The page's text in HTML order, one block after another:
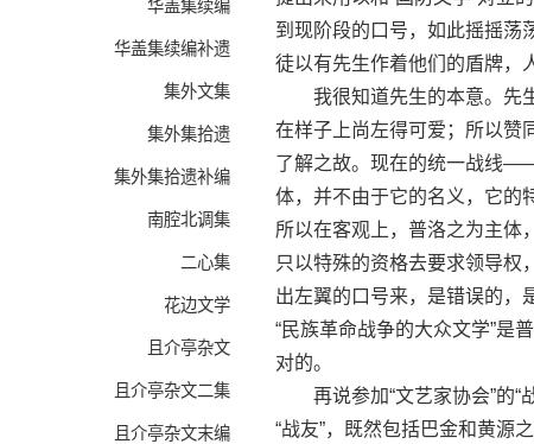
华盖集续编
华盖集续编补遗
集外文集
集外集拾遗
集外集拾遗补编
南腔北调集
二心集
花边文学
且介亭杂文
且介亭杂文二集
且介亭杂文末编
到现阶段的口号，如此摇摇荡
徒以有先生作着他们的盾牌，
我很知道先生的本意。先生
在样子上尚左得可爱；所以赞
了解之故。现在的统一战线
体，并不由于它的名义，它的
所以在客观上，普洛之为主体
只以特殊的资格去要求领导权
出左翼的口号来，是错误的，
“民族革命战争的大众文学”是
对的。
再说参加“文艺家协会”的“
“战友”，既然包括巴金和黄源